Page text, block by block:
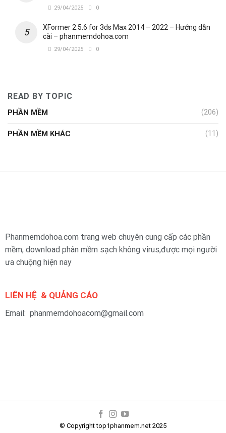
29/04/2025 0
XFormer 2.5.6 for 3ds Max 2014 – 2022 – Hướng dẫn
cài – phanmemdohoa.com
29/04/2025 0
READ BY TOPIC
PHẦN MỀM (206)
PHẦN MỀM KHÁC (11)
Phanmemdohoa.com trang web chuyên cung cấp các phần
mềm, download phân mềm sạch không virus,được mọi người
ưa chuộng hiện nay
LIÊN HỆ & QUẢNG CÁO
Email: phanmemdohoacom@gmail.com
© Copyright top1phanmem.net 2025